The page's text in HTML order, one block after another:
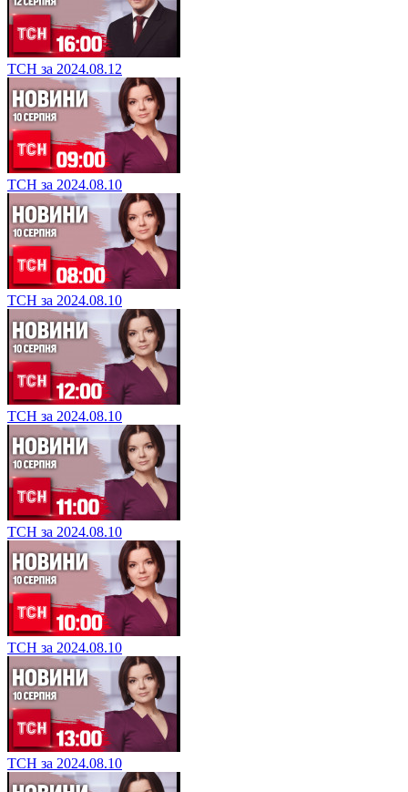
ТСН за 2024.08.12
ТСН за 2024.08.10
ТСН за 2024.08.10
ТСН за 2024.08.10
ТСН за 2024.08.10
ТСН за 2024.08.10
ТСН за 2024.08.10